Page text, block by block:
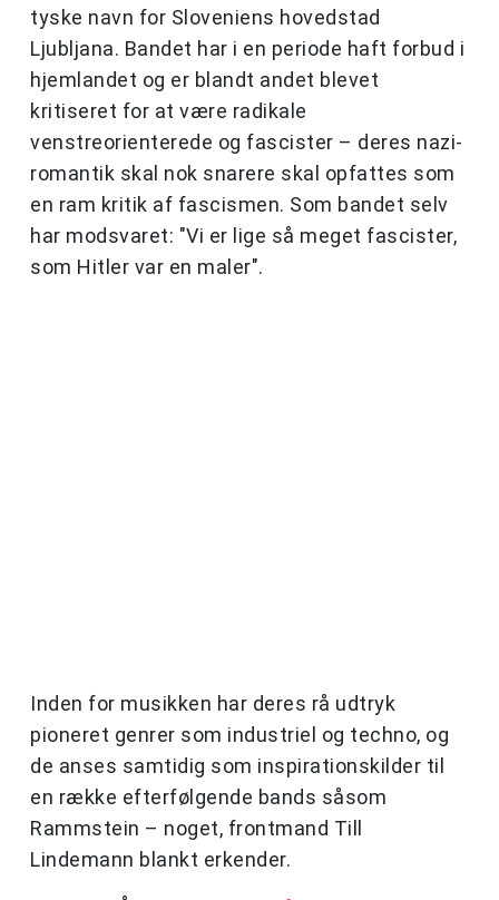
tyske navn for Sloveniens hovedstad
Ljubljana. Bandet har i en periode haft forbud i
hjemlandet og er blandt andet blevet
kritiseret for at være radikale
venstreorienterede og fascister – deres nazi-
romantik skal nok snarere skal opfattes som
en ram kritik af fascismen. Som bandet selv
har modsvaret: "Vi er lige så meget fascister,
som Hitler var en maler".
Inden for musikken har deres rå udtryk
pioneret genrer som industriel og techno, og
de anses samtidig som inspirationskilder til
en række efterfølgende bands såsom
Rammstein – noget, frontmand Till
Lindemann blankt erkender.